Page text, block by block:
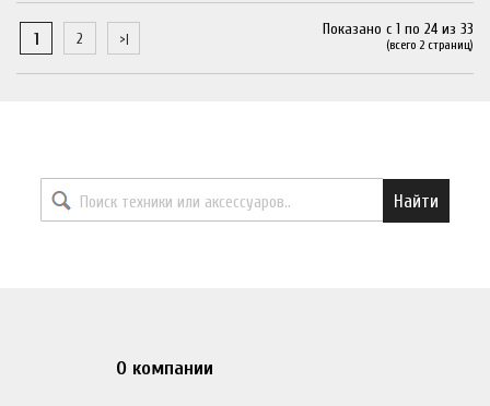
1 2
Показано с 1 по 24 из 33
(всего 2 страниц)
Найти
О компании